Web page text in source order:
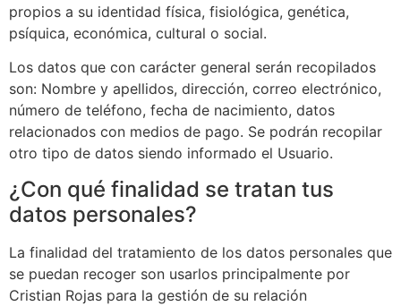
propios a su identidad física, fisiológica, genética,
psíquica, económica, cultural o social.
Los datos que con carácter general serán recopilados
son: Nombre y apellidos, dirección, correo electrónico,
número de teléfono, fecha de nacimiento, datos
relacionados con medios de pago. Se podrán recopilar
otro tipo de datos siendo informado el Usuario.
¿Con qué finalidad se tratan tus
datos personales?
La finalidad del tratamiento de los datos personales que
se puedan recoger son usarlos principalmente por
Cristian Rojas para la gestión de su relación